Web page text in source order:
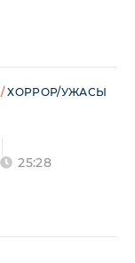
/ХОРРОР/УЖАСЫ
25:28